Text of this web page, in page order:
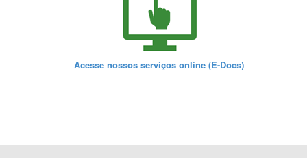
Acesse nossos serviços online (E-Docs)